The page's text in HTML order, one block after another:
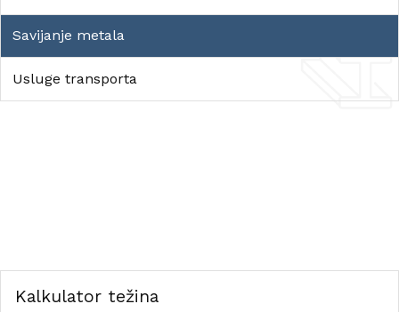
Savijanje metala
Usluge transporta
Kalkulator težina